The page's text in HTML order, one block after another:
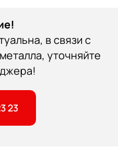
в связи с
уточняйте
23